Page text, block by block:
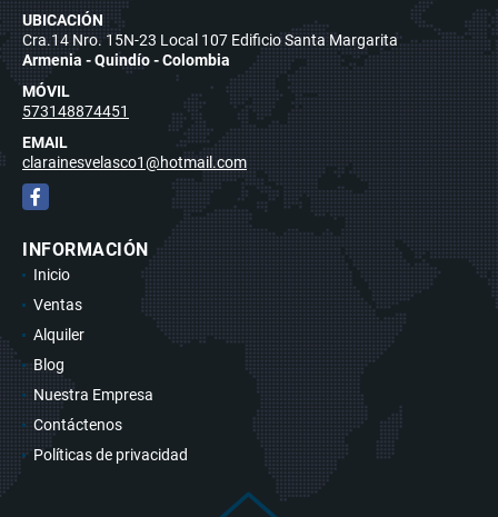
UBICACIÓN
Cra.14 Nro. 15N-23 Local 107 Edificio Santa Margarita
Armenia - Quindío - Colombia
MÓVIL
573148874451
EMAIL
clarainesvelasco1@hotmail.com
Facebook
INFORMACIÓN
Inicio
Ventas
Alquiler
Blog
Nuestra Empresa
Contáctenos
Políticas de privacidad